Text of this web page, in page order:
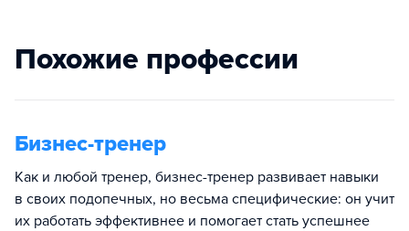
Похожие профессии
Бизнес-тренер
Как и любой тренер, бизнес-тренер развивает навыки
в своих подопечных, но весьма специфические: он учит
их работать эффективнее и помогает стать успешнее